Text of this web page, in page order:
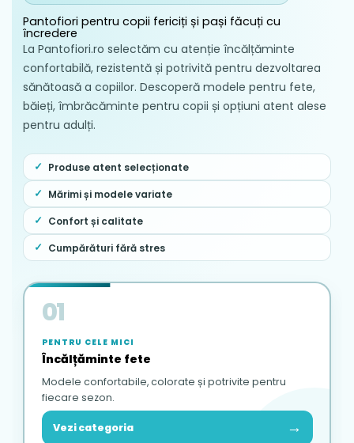
Pantofiori pentru copii fericiți și pași făcuți cu
încredere
La Pantofiori.ro selectăm cu atenție încălțăminte
confortabilă, rezistentă și potrivită pentru dezvoltarea
sănătoasă a copiilor. Descoperă modele pentru fete,
băieți, îmbrăcăminte pentru copii și opțiuni atent alese
pentru adulți.
Produse atent selecționate
Mărimi și modele variate
Confort și calitate
Cumpărături fără stres
01
PENTRU CELE MICI
Încălțăminte fete
Modele confortabile, colorate și potrivite pentru
fiecare sezon.
Vezi categoria →